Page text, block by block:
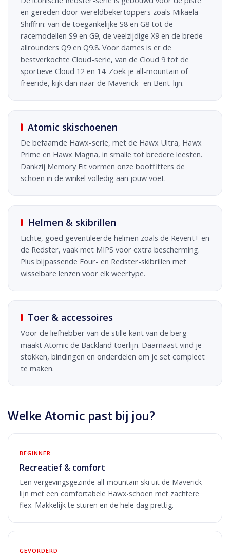
en gereden door wereldbekertoppers zoals Mikaela
Shiffrin: van de toegankelijke S8 en G8 tot de
racemodellen S9 en G9, de veelzijdige X9 en de brede
allrounders Q9 en Q9.8. Voor dames is er de
bestverkochte Cloud-serie, van de Cloud 9 tot de
sportieve Cloud 12 en 14. Zoek je all-mountain of
freeride, kijk dan naar de Maverick- en Bent-lijn.
Atomic skischoenen
De befaamde Hawx-serie, met de Hawx Ultra, Hawx
Prime en Hawx Magna, in smalle tot bredere leesten.
Dankzij Memory Fit vormen onze bootfitters de
schoen in de winkel volledig aan jouw voet.
Helmen & skibrillen
Lichte, goed geventileerde helmen zoals de Revent+ en
de Redster, vaak met MIPS voor extra bescherming.
Plus bijpassende Four- en Redster-skibrillen met
wisselbare lenzen voor elk weertype.
Toer & accessoires
Voor de liefhebber van de stille kant van de berg
maakt Atomic de Backland toerlijn. Daarnaast vind je
stokken, bindingen en onderdelen om je set compleet
te maken.
Welke Atomic past bij jou?
BEGINNER
Recreatief & comfort
Een vergevingsgezinde all-mountain ski uit de Maverick-
lijn met een comfortabele Hawx-schoen met zachtere
flex. Makkelijk te sturen en de hele dag prettig.
GEVORDERD